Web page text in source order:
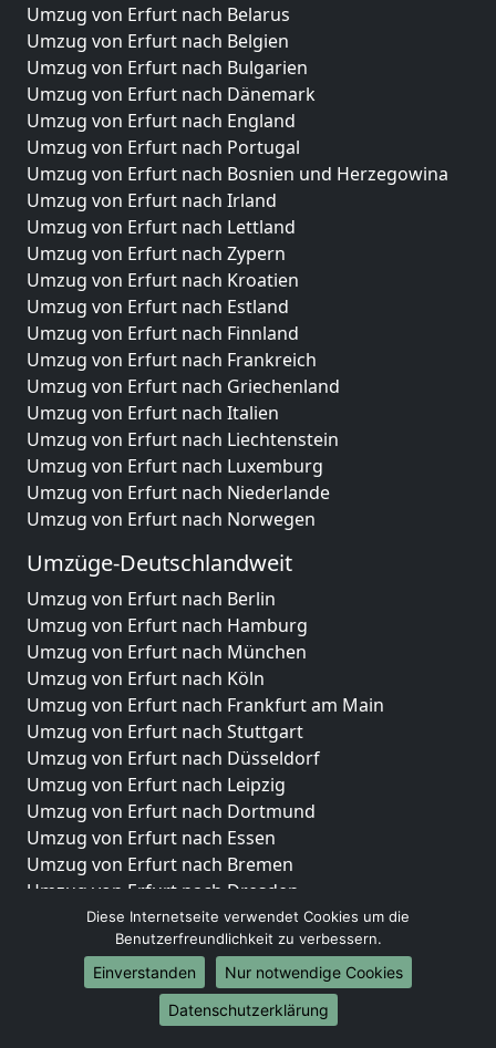
Umzug von Erfurt nach Belarus
Umzug von Erfurt nach Belgien
Umzug von Erfurt nach Bulgarien
Umzug von Erfurt nach Dänemark
Umzug von Erfurt nach England
Umzug von Erfurt nach Portugal
Umzug von Erfurt nach Bosnien und Herzegowina
Umzug von Erfurt nach Irland
Umzug von Erfurt nach Lettland
Umzug von Erfurt nach Zypern
Umzug von Erfurt nach Kroatien
Umzug von Erfurt nach Estland
Umzug von Erfurt nach Finnland
Umzug von Erfurt nach Frankreich
Umzug von Erfurt nach Griechenland
Umzug von Erfurt nach Italien
Umzug von Erfurt nach Liechtenstein
Umzug von Erfurt nach Luxemburg
Umzug von Erfurt nach Niederlande
Umzug von Erfurt nach Norwegen
Umzüge-Deutschlandweit
Umzug von Erfurt nach Berlin
Umzug von Erfurt nach Hamburg
Umzug von Erfurt nach München
Umzug von Erfurt nach Köln
Umzug von Erfurt nach Frankfurt am Main
Umzug von Erfurt nach Stuttgart
Umzug von Erfurt nach Düsseldorf
Umzug von Erfurt nach Leipzig
Umzug von Erfurt nach Dortmund
Umzug von Erfurt nach Essen
Umzug von Erfurt nach Bremen
Umzug von Erfurt nach Dresden
Umzug von Erfurt nach Hannover
Umzug von Erfurt nach Nürnberg
Umzug von Erfurt nach Duisburg
Umzug von Erfurt nach Bochum
Umzug von Erfurt nach Wuppertal
Diese Internetseite verwendet Cookies um die
Benutzerfreundlichkeit zu verbessern.
Einverstanden
Nur notwendige Cookies
Datenschutzerklärung